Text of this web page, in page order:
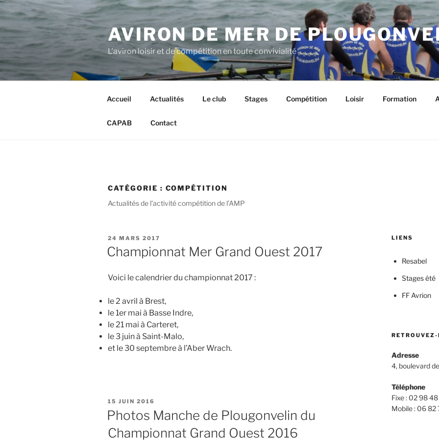
Aller
au
contenu
AVIRON DE MER DE
L'aviron loisir et de compétition en toute convivialité
Accueil Actualités Le club Stages Compétition Loisir Formation
CAPAB Contact
CATÉGORIE : COMPÉTITION
Actualités de l’activité compétition de l’AMP
PUBLIÉ
LE
24 MARS 2017
Championnat Mer Grand Ouest 2017
Voici le calendrier du championnat 2017 :
le 2 avril à Brest,
le 1er mai à Basse Indre,
le 21 mai à Carteret,
le 3 juin à Saint-Malo,
et le 30 septembre à l’Aber Wrach.
PUBLIÉ
15 JUIN 2016
Photos Manche de Plougonvelin du
Championnat Grand Ouest 2016
LIENS
Resabel
Stages été
FF Avrion
RETROUVEZ-
Adresse
4, boulevard
Téléphone
Fixe : 02 98 48
Mobile : 06 82